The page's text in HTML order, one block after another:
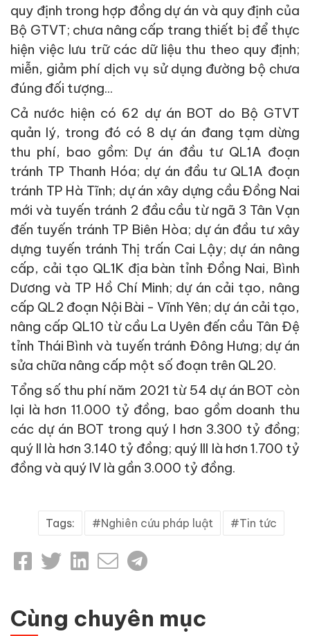
quy định trong hợp đồng dự án và quy định của
Bộ GTVT; chưa nâng cấp trang thiết bị để thực
hiện việc lưu trữ các dữ liệu thu theo quy định;
miễn, giảm phí dịch vụ sử dụng đường bộ chưa
đúng đối tượng...
Cả nước hiện có 62 dự án BOT do Bộ GTVT
quản lý, trong đó có 8 dự án đang tạm dừng
thu phí, bao gồm: Dự án đầu tư QL1A đoạn
tránh TP Thanh Hóa; dự án đầu tư QL1A đoạn
tránh TP Hà Tĩnh; dự án xây dựng cầu Đồng Nai
mới và tuyến tránh 2 đầu cầu từ ngã 3 Tân Vạn
đến tuyến tránh TP Biên Hòa; dự án đầu tư xây
dựng tuyến tránh Thị trấn Cai Lậy; dự án nâng
cấp, cải tạo QL1K địa bàn tỉnh Đồng Nai, Bình
Dương và TP Hồ Chí Minh; dự án cải tạo, nâng
cấp QL2 đoạn Nội Bài - Vĩnh Yên; dự án cải tạo,
nâng cấp QL10 từ cầu La Uyên đến cầu Tân Đệ
tỉnh Thái Bình và tuyến tránh Đông Hưng; dự án
sửa chữa nâng cấp một số đoạn trên QL20.
Tổng số thu phí năm 2021 từ 54 dự án BOT còn
lại là hơn 11.000 tỷ đồng, bao gồm doanh thu
các dự án BOT trong quý I hơn 3.300 tỷ đồng;
quý II là hơn 3.140 tỷ đồng; quý III là hơn 1.700 tỷ
đồng và quý IV là gần 3.000 tỷ đồng.
Tags: Nghiên cứu pháp luật Tin tức
Cùng chuyên mục